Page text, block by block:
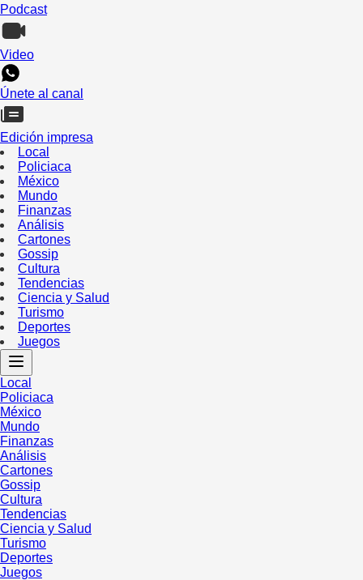
Podcast
Video
Únete al canal
Edición impresa
Local
Policiaca
México
Mundo
Finanzas
Análisis
Cartones
Gossip
Cultura
Tendencias
Ciencia y Salud
Turismo
Deportes
Juegos
Local
Policiaca
México
Mundo
Finanzas
Análisis
Cartones
Gossip
Cultura
Tendencias
Ciencia y Salud
Turismo
Deportes
Juegos